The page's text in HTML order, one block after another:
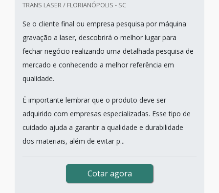
TRANS LASER / FLORIANÓPOLIS - SC
Se o cliente final ou empresa pesquisa por máquina
gravação a laser, descobrirá o melhor lugar para
fechar negócio realizando uma detalhada pesquisa de
mercado e conhecendo a melhor referência em
qualidade.
É importante lembrar que o produto deve ser
adquirido com empresas especializadas. Esse tipo de
cuidado ajuda a garantir a qualidade e durabilidade
dos materiais, além de evitar p...
Cotar agora